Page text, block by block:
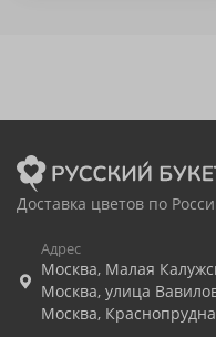
Доставка цветов по
Адрес
Москва, Малая
Москва, улица
Москва,